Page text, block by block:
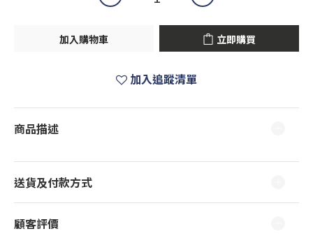
加入購物車 立即購買
加入追蹤清單
商品描述
送貨及付款方式
顧客評價